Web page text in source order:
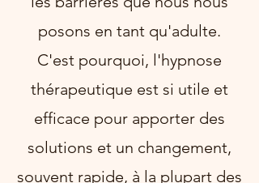
posons en tant qu'adulte.
C'est pourquoi, l'hypnose
thérapeutique est si utile et
efficace pour apporter des
solutions et un changement,
souvent rapide, à la plupart des